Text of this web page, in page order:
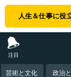
人生＆仕事に役
注目
芸術と文化 政治